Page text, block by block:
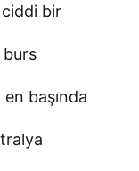
ciddi bir
burs
başında